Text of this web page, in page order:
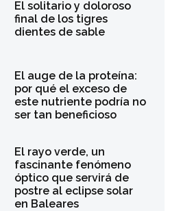
El solitario y doloroso
final de los tigres
dientes de sable
El auge de la proteína:
por qué el exceso de
este nutriente podría no
ser tan beneficioso
El rayo verde, un
fascinante fenómeno
óptico que servirá de
postre al eclipse solar
en Baleares